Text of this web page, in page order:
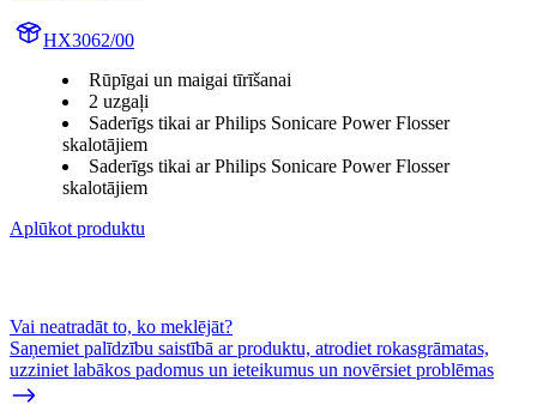
HX3062/00
Rūpīgai un maigai tīrīšanai
2 uzgaļi
Saderīgs tikai ar Philips Sonicare Power Flosser
skalotājiem
Saderīgs tikai ar Philips Sonicare Power Flosser
skalotājiem
Aplūkot produktu
Vai neatradāt to, ko meklējāt?
Saņemiet palīdzību saistībā ar produktu, atrodiet rokasgrāmatas,
uzziniet labākos padomus un ieteikumus un novērsiet problēmas